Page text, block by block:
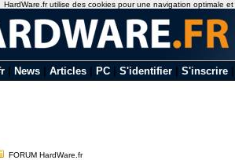
News Articles PC S'identifier S'inscrire
FORUM HardWare.fr
HardWare.fr utilise des cookies pour une navigation optimale